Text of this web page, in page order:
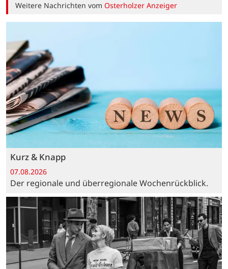
Weitere Nachrichten vomOsterholzer Anzeiger
Kurz & Knapp
07.08.2026
Der regionale und überregionale Wochenrückblick.